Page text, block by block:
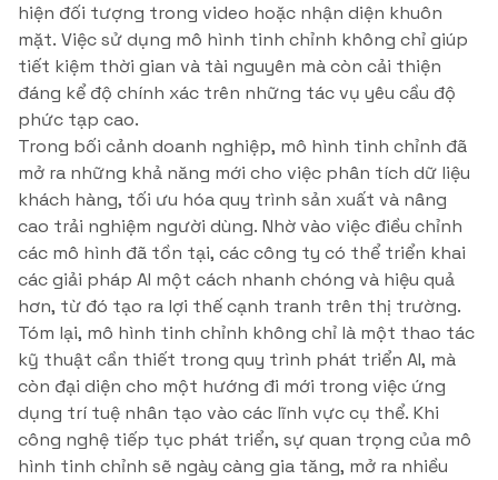
hiện đối tượng trong video hoặc nhận diện khuôn
mặt. Việc sử dụng mô hình tinh chỉnh không chỉ giúp
tiết kiệm thời gian và tài nguyên mà còn cải thiện
đáng kể độ chính xác trên những tác vụ yêu cầu độ
phức tạp cao.
Trong bối cảnh doanh nghiệp, mô hình tinh chỉnh đã
mở ra những khả năng mới cho việc phân tích dữ liệu
khách hàng, tối ưu hóa quy trình sản xuất và nâng
cao trải nghiệm người dùng. Nhờ vào việc điều chỉnh
các mô hình đã tồn tại, các công ty có thể triển khai
các giải pháp AI một cách nhanh chóng và hiệu quả
hơn, từ đó tạo ra lợi thế cạnh tranh trên thị trường.
Tóm lại, mô hình tinh chỉnh không chỉ là một thao tác
kỹ thuật cần thiết trong quy trình phát triển AI, mà
còn đại diện cho một hướng đi mới trong việc ứng
dụng trí tuệ nhân tạo vào các lĩnh vực cụ thể. Khi
công nghệ tiếp tục phát triển, sự quan trọng của mô
hình tinh chỉnh sẽ ngày càng gia tăng, mở ra nhiều